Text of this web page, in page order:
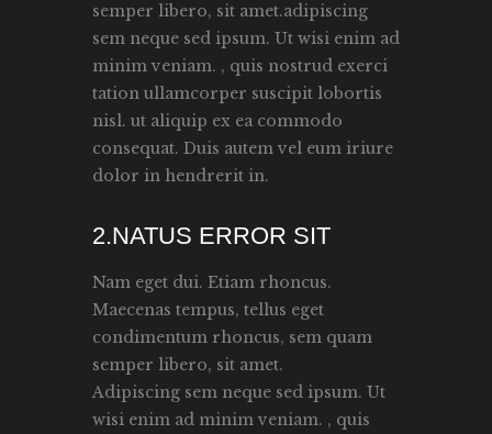
semper libero, sit amet.adipiscing
sem neque sed ipsum. Ut wisi enim ad
minim veniam. , quis nostrud exerci
tation ullamcorper suscipit lobortis
nisl. ut aliquip ex ea commodo
consequat. Duis autem vel eum iriure
dolor in hendrerit in.
2.NATUS ERROR SIT
Nam eget dui. Etiam rhoncus.
Maecenas tempus, tellus eget
condimentum rhoncus, sem quam
semper libero, sit amet.
Adipiscing sem neque sed ipsum. Ut
wisi enim ad minim veniam. , quis